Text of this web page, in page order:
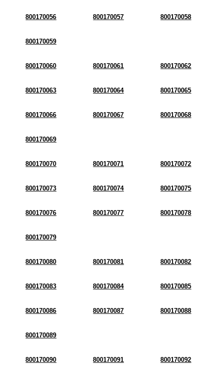
800170056 800170057 800170058
800170059
800170060 800170061 800170062
800170063 800170064 800170065
800170066 800170067 800170068
800170069
800170070 800170071 800170072
800170073 800170074 800170075
800170076 800170077 800170078
800170079
800170080 800170081 800170082
800170083 800170084 800170085
800170086 800170087 800170088
800170089
800170090 800170091 800170092